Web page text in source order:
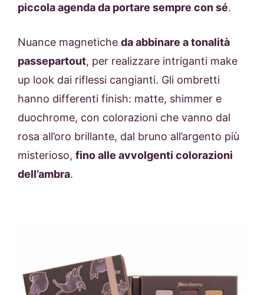
piccola agenda da portare sempre con sé.
Nuance magnetiche da abbinare a tonalità
passepartout, per realizzare intriganti make
up look dai riflessi cangianti. Gli ombretti
hanno differenti finish: matte, shimmer e
duochrome, con colorazioni che vanno dal
rosa all’oro brillante, dal bruno all’argento più
misterioso, fino alle avvolgenti colorazioni
dell’ambra.